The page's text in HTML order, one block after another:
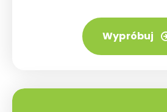
Wypróbuj